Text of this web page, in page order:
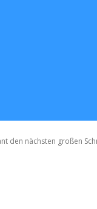
den nächsten großen